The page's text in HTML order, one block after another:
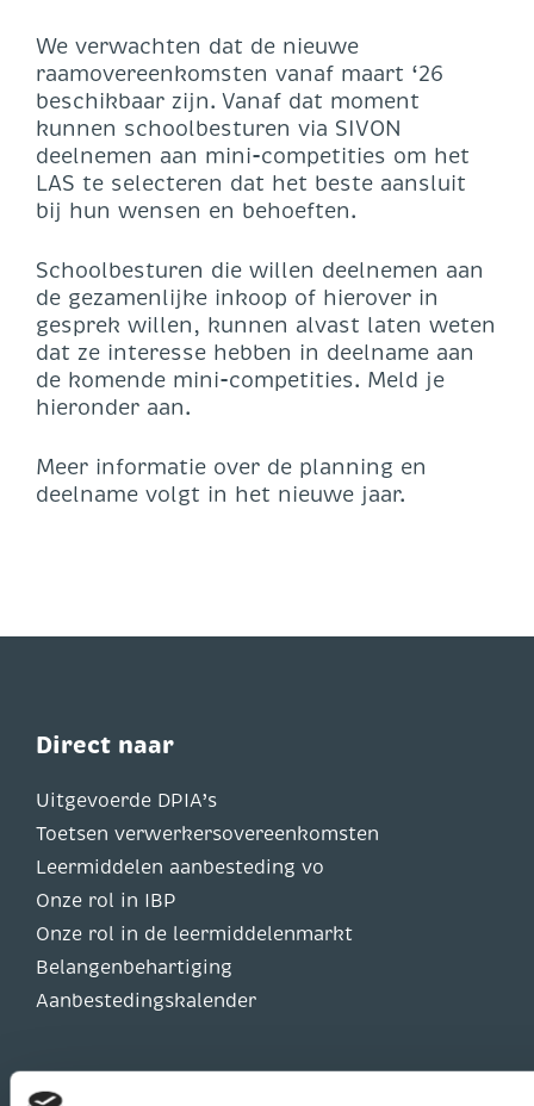
We verwachten dat de nieuwe
raamovereenkomsten vanaf maart ‘26
beschikbaar zijn. Vanaf dat moment
kunnen schoolbesturen via SIVON
deelnemen aan mini-competities om het
LAS te selecteren dat het beste aansluit
bij hun wensen en behoeften.
Schoolbesturen die willen deelnemen aan
de gezamenlijke inkoop of hierover in
gesprek willen, kunnen alvast laten weten
dat ze interesse hebben in deelname aan
de komende mini-competities. Meld je
hieronder aan.
Meer informatie over de planning en
deelname volgt in het nieuwe jaar.
Direct naar
Uitgevoerde DPIA’s
Toetsen verwerkersovereenkomsten
Leermiddelen aanbesteding vo
Onze rol in IBP
Onze rol in de leermiddelenmarkt
Belangenbehartiging
Aanbestedingskalender